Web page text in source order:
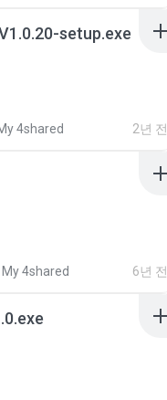
setup.exe
4shared 2년 전
My 4shared 6년 전